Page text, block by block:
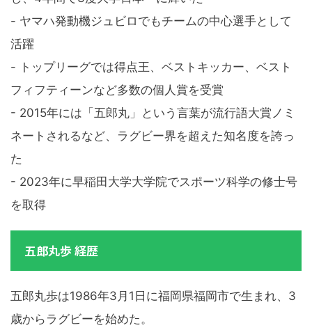
- ヤマハ発動機ジュビロでもチームの中心選手として
活躍
- トップリーグでは得点王、ベストキッカー、ベスト
フィフティーンなど多数の個人賞を受賞
- 2015年には「五郎丸」という言葉が流行語大賞ノミ
ネートされるなど、ラグビー界を超えた知名度を誇っ
た
- 2023年に早稲田大学大学院でスポーツ科学の修士号
を取得
五郎丸歩 経歴
五郎丸歩は1986年3月1日に福岡県福岡市で生まれ、3
歳からラグビーを始めた。